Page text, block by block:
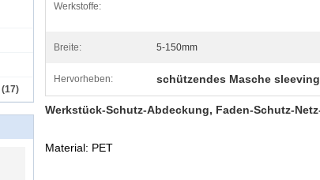
(17)
Werkstoffe:
Breite: 5-150mm
Hervorheben: schützendes Masche sleeving
Werkstück-Schutz-Abdeckung, Faden-Schutz-
Material: PET